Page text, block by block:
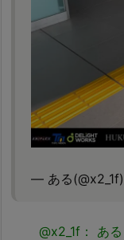
— ある(@x2_1f)
@x2_1f： ある